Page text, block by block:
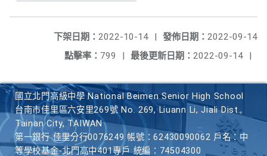
發佈日期： 2022-09-14
下架日期： 2022-10-14
|
最後更新日期： 2022-09-14 |
點擊率： 799 |
國立北門高級中學 National Beimen Senior High School
台南市佳里區六安里269號 No. 269, Liuann Li, Jiali Dist.,
Tainan City, TAIWAN
第一銀行 佳里分行0076249 帳號：62430090062 戶名：中
等學校基金-北門高中401專戶 統編：74504300